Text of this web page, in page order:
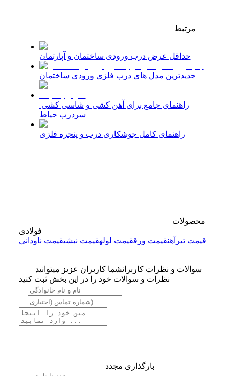
مرتبط
حداقل عرض درب ورودی ساختمان و آپارتمان
جدیدترین مدل های درب فلزی ورودی ساختمان
سردرب حیاط
راهنمای کامل جوشکاری درب و پنجره فلزی
محصولات
فولادی
قیمت تیرآهنقیمت ورققیمت لولهقیمت نبشیقیمت ناودانی
سوالات و نظرات کاربرانشما کاربران عزیز میتوانید
نظرات و سوالات خود را در این بخش ثبت کنید
بارگذاری مجدد